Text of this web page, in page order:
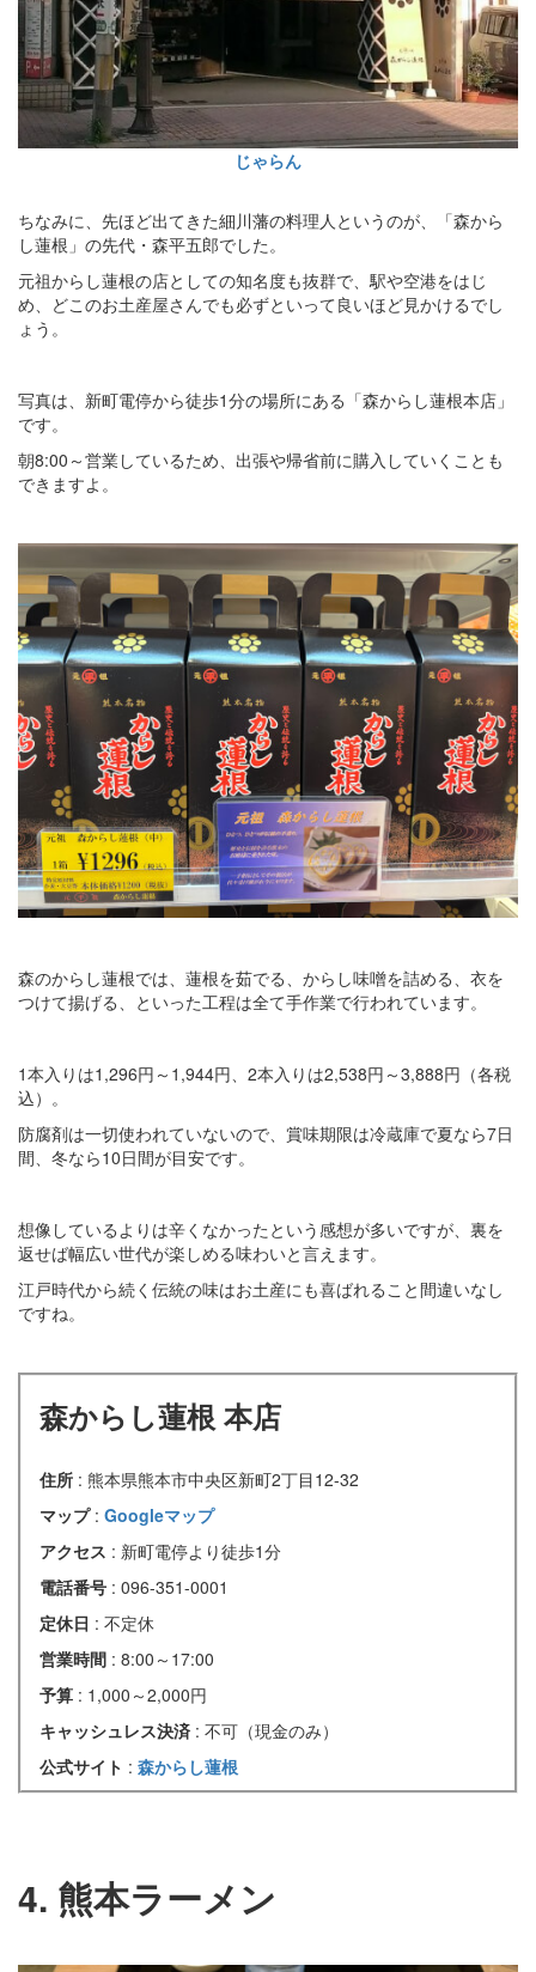
じゃらん
ちなみに、先ほど出てきた細川藩の料理人というのが、「森から
し蓮根」の先代・森平五郎でした。
元祖からし蓮根の店としての知名度も抜群で、駅や空港をはじ
め、どこのお土産屋さんでも必ずといって良いほど見かけるでし
ょう。
写真は、新町電停から徒歩1分の場所にある「森からし蓮根本店」
です。
朝8:00～営業しているため、出張や帰省前に購入していくことも
できますよ。
森のからし蓮根では、蓮根を茹でる、からし味噌を詰める、衣を
つけて揚げる、といった工程は全て手作業で行われています。
1本入りは1,296円～1,944円、2本入りは2,538円～3,888円（各税
込）。
防腐剤は一切使われていないので、賞味期限は冷蔵庫で夏なら7日
間、冬なら10日間が目安です。
想像しているよりは辛くなかったという感想が多いですが、裏を
返せば幅広い世代が楽しめる味わいと言えます。
江戸時代から続く伝統の味はお土産にも喜ばれること間違いなし
ですね。
森からし蓮根 本店
住所 : 熊本県熊本市中央区新町2丁目12-32
マップ : Googleマップ
アクセス : 新町電停より徒歩1分
電話番号 : 096-351-0001
定休日 : 不定休
営業時間 : 8:00～17:00
予算 : 1,000～2,000円
キャッシュレス決済 : 不可（現金のみ）
公式サイト : 森からし蓮根
4. 熊本ラーメン